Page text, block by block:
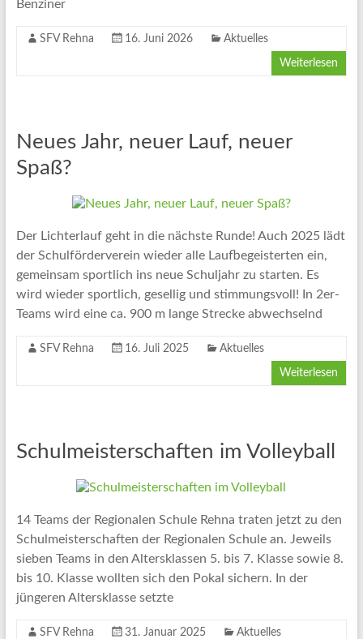
Benziner
SFV Rehna 16. Juni 2026 Aktuelles
Weiterlesen
Neues Jahr, neuer Lauf, neuer
Spaß?
Der Lichterlauf geht in die nächste Runde! Auch 2025 lädt
der Schulförderverein wieder alle Laufbegeisterten ein,
gemeinsam sportlich ins neue Schuljahr zu starten. Es
wird wieder sportlich, gesellig und stimmungsvoll! In 2er-
Teams wird eine ca. 900 m lange Strecke abwechselnd
SFV Rehna 16. Juli 2025 Aktuelles
Weiterlesen
Schulmeisterschaften im Volleyball
14 Teams der Regionalen Schule Rehna traten jetzt zu den
Schulmeisterschaften der Regionalen Schule an. Jeweils
sieben Teams in den Altersklassen 5. bis 7. Klasse sowie 8.
bis 10. Klasse wollten sich den Pokal sichern. In der
jüngeren Altersklasse setzte
SFV Rehna 31. Januar 2025 Aktuelles